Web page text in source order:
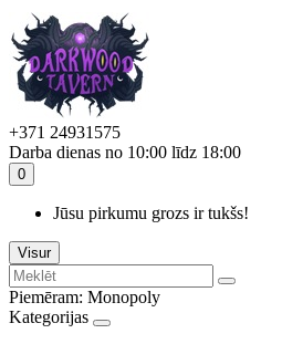
+371 24931575
Darba dienas no 10:00 līdz 18:00
0
Jūsu pirkumu grozs ir tukšs!
Visur
Piemēram: Monopoly
Kategorijas